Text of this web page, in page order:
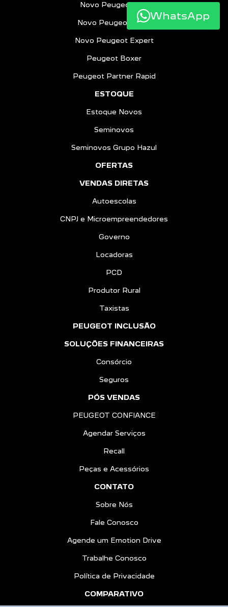
Novo Peugeot 208
Novo Peugeot 2008
Novo Peugeot Expert
Peugeot Boxer
Peugeot Partner Rapid
ESTOQUE
Estoque Novos
Seminovos
Seminovos Grupo Hazul
OFERTAS
VENDAS DIRETAS
Autoescolas
CNPJ e Microempreendedores
Governo
Locadoras
PCD
Produtor Rural
Taxistas
PEUGEOT INCLUSÃO
SOLUÇÕES FINANCEIRAS
Consórcio
Seguros
PÓS VENDAS
PEUGEOT CONFIANCE
Agendar Serviços
Recall
Peças e Acessórios
CONTATO
Sobre Nós
Fale Conosco
Agende um Emotion Drive
Trabalhe Conosco
Política de Privacidade
COMPARATIVO
WhatsApp